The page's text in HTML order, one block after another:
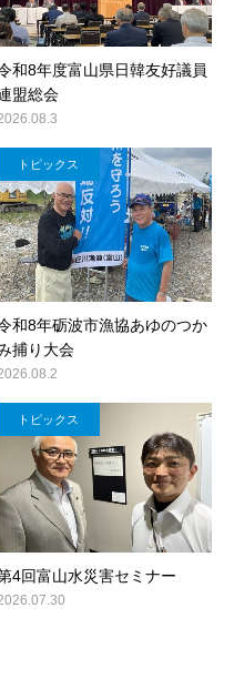
和8年度富山県日韓友好議員
盟総会
トピックス
和8年砺波市漁協あゆのつか
捕り大会
トピックス
4回富山水災害セミナー